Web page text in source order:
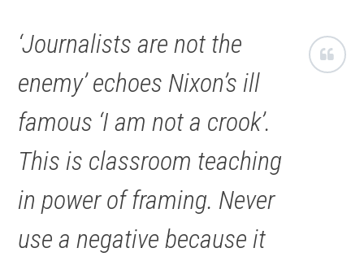
‘Journalists are not the
enemy’ echoes Nixon’s ill
famous ‘I am not a crook’.
This is classroom teaching
in power of framing. Never
use a negative because it